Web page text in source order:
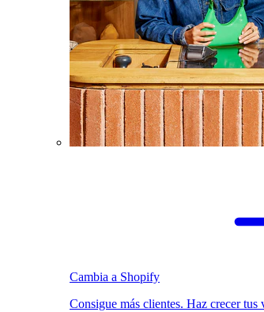
Cambia a Shopify
Consigue más clientes. Haz crecer tus